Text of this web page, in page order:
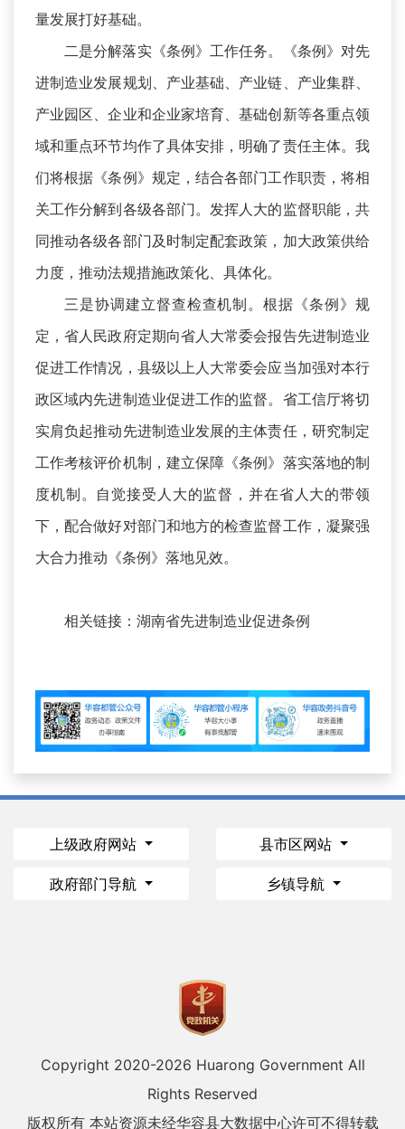
量发展打好基础。
二是分解落实《条例》工作任务。《条例》对先
进制造业发展规划、产业基础、产业链、产业集群、
产业园区、企业和企业家培育、基础创新等各重点领
域和重点环节均作了具体安排，明确了责任主体。我
们将根据《条例》规定，结合各部门工作职责，将相
关工作分解到各级各部门。发挥人大的监督职能，共
同推动各级各部门及时制定配套政策，加大政策供给
力度，推动法规措施政策化、具体化。
三是协调建立督查检查机制。根据《条例》规
定，省人民政府定期向省人大常委会报告先进制造业
促进工作情况，县级以上人大常委会应当加强对本行
政区域内先进制造业促进工作的监督。省工信厅将切
实肩负起推动先进制造业发展的主体责任，研究制定
工作考核评价机制，建立保障《条例》落实落地的制
度机制。自觉接受人大的监督，并在省人大的带领
下，配合做好对部门和地方的检查监督工作，凝聚强
大合力推动《条例》落地见效。
相关链接： 湖南省先进制造业促进条例
上级政府网站 县市区网站
政府部门导航 乡镇导航
Copyright 2020-2026 Huarong Government All
Rights Reserved
版权所有 本站资源未经华容县大数据中心许可不得转载